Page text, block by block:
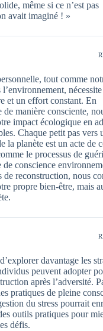
même si ce n’est pas
avait imaginé ! »
tout comme
et un effort constant. En
de manière consciente,
impact écologique en
Chaque petit pas vers
la planète est un acte de
le processus de
de conscience
de reconstruction, nous
propre bien-être, mais
davantage les
peuvent adopter
après l’adversité.
pratiques de pleine
du stress pourrait
outils pratiques pour
défis.